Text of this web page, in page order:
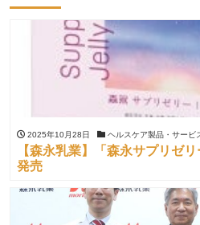
2025年10月28日 ヘルスケア製品・サービ
【森永乳業】「森永サプリゼ
発売